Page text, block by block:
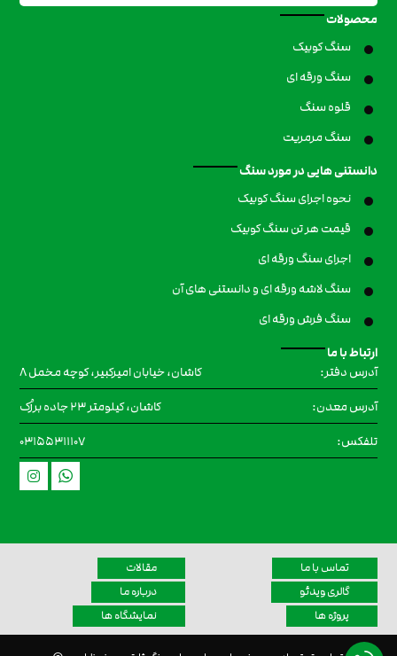
محصولات
سنگ کوبیک
سنگ ورقه ای
قلوه سنگ
سنگ مرمریت
دانستنی هایی در مورد سنگ
نحوه اجرای سنگ کوبیک
قیمت هر تن سنگ کوبیک
اجرای سنگ ورقه ای
سنگ لاشه ورقه ای و دانستنی های آن
سنگ فرش ورقه ای
ارتباط با ما
آدرس دفتر:
کاشان، خیابان امیرکبیر، کوچه مخمل ۸
آدرس معدن:
کاشان، کیلومتر 23 جاده برزُک
تلفکس:
۰۳۱۵۵۳۱۱۱۰۷
مقالات
تماس با ما
درباره ما
گالری ویدئو
نمایشگاه ها
پروژه ها